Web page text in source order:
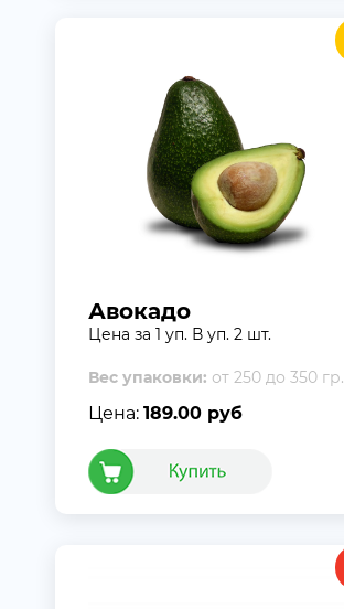
Авокадо
Цена за 1 уп. В уп. 2 шт.
Вес упаковки: от 250 до 350 гр.
Цена: 189.00 руб